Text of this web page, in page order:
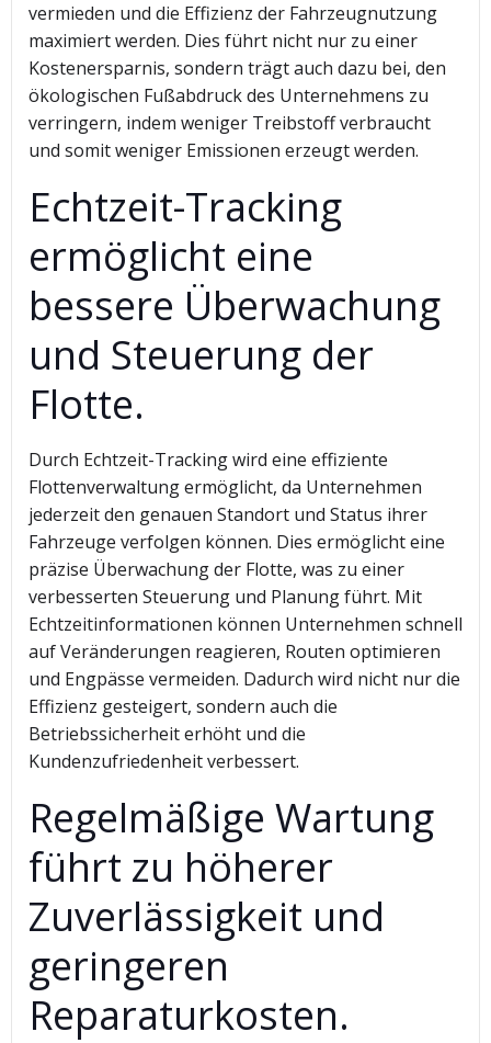
vermieden und die Effizienz der Fahrzeugnutzung
maximiert werden. Dies führt nicht nur zu einer
Kostenersparnis, sondern trägt auch dazu bei, den
ökologischen Fußabdruck des Unternehmens zu
verringern, indem weniger Treibstoff verbraucht
und somit weniger Emissionen erzeugt werden.
Echtzeit-Tracking
ermöglicht eine
bessere Überwachung
und Steuerung der
Flotte.
Durch Echtzeit-Tracking wird eine effiziente
Flottenverwaltung ermöglicht, da Unternehmen
jederzeit den genauen Standort und Status ihrer
Fahrzeuge verfolgen können. Dies ermöglicht eine
präzise Überwachung der Flotte, was zu einer
verbesserten Steuerung und Planung führt. Mit
Echtzeitinformationen können Unternehmen schnell
auf Veränderungen reagieren, Routen optimieren
und Engpässe vermeiden. Dadurch wird nicht nur die
Effizienz gesteigert, sondern auch die
Betriebssicherheit erhöht und die
Kundenzufriedenheit verbessert.
Regelmäßige Wartung
führt zu höherer
Zuverlässigkeit und
geringeren
Reparaturkosten.